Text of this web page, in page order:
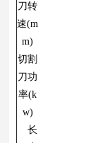
刀转
速(m
m)
切割
刀功
率(k
w)
长